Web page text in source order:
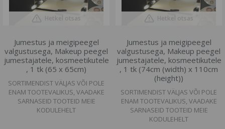
Hetkel otsas
Jumestus ja meigipeegel
valgustusega, Makeup peegel
jumestajatele, kosmeetikutele
, 1 tk (65 x 65cm)
SORTIMENDIST VÄLJAS VÕI POLE
ENAM TOOTEVALIKUS, VAADAKE
SARNASEID TOOTEID MEIE
KODULEHELT
Hetkel otsas
Jumestus ja meigipeegel
valgustusega, Makeup peegel
jumestajatele, kosmeetikutele
, 1 tk (74cm (width) x 110cm
(height))
SORTIMENDIST VÄLJAS VÕI POLE
ENAM TOOTEVALIKUS, VAADAKE
SARNASEID TOOTEID MEIE
KODULEHELT